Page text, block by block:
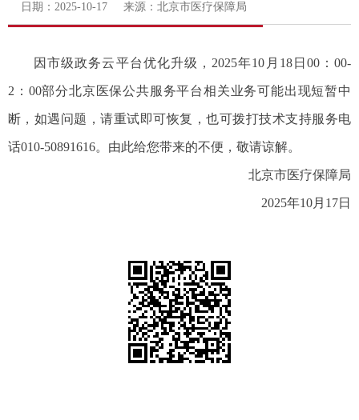
日期：2025-10-17 来源：北京市医疗保障局
因市级政务云平台优化升级，2025年10月18日00：00-
2：00部分北京医保公共服务平台相关业务可能出现短暂中
断，如遇问题，请重试即可恢复，也可拨打技术支持服务电
话010-50891616。由此给您带来的不便，敬请谅解。
北京市医疗保障局
2025年10月17日